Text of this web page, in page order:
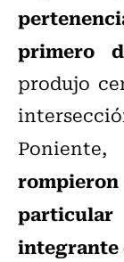
primero
produjo
integrante